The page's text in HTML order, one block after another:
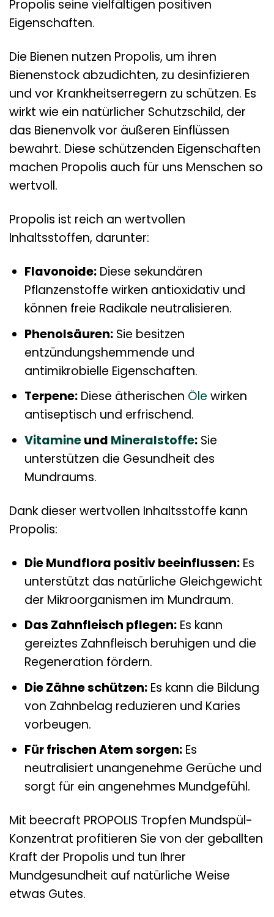
Propolis seine vielfältigen positiven
Eigenschaften.
Die Bienen nutzen Propolis, um ihren
Bienenstock abzudichten, zu desinfizieren
und vor Krankheitserregern zu schützen. Es
wirkt wie ein natürlicher Schutzschild, der
das Bienenvolk vor äußeren Einflüssen
bewahrt. Diese schützenden Eigenschaften
machen Propolis auch für uns Menschen so
wertvoll.
Propolis ist reich an wertvollen
Inhaltsstoffen, darunter:
Flavonoide:Diese sekundären
Pflanzenstoffe wirken antioxidativ und
können freie Radikale neutralisieren.
Phenolsäuren:Sie besitzen
entzündungshemmende und
antimikrobielle Eigenschaften.
Terpene:Diese ätherischen Öle wirken
antiseptisch und erfrischend.
Vitamineund Mineralstoffe:Sie
unterstützen die Gesundheit des
Mundraums.
Dank dieser wertvollen Inhaltsstoffe kann
Propolis:
Die Mundflora positiv beeinflussen:Es
unterstützt das natürliche Gleichgewicht
der Mikroorganismen im Mundraum.
Das Zahnfleisch pflegen:Es kann
gereiztes Zahnfleisch beruhigen und die
Regeneration fördern.
Die Zähne schützen:Es kann die Bildung
von Zahnbelag reduzieren und Karies
vorbeugen.
Für frischen Atem sorgen:Es
neutralisiert unangenehme Gerüche und
sorgt für ein angenehmes Mundgefühl.
Mit beecraft PROPOLIS Tropfen Mundspül-
Konzentrat profitieren Sie von der geballten
Kraft der Propolis und tun Ihrer
Mundgesundheit auf natürliche Weise
etwas Gutes.